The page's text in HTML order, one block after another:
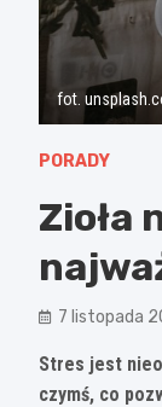
fot.
PORADY
Zioła
7 listopada
Stres jest
czymś, co